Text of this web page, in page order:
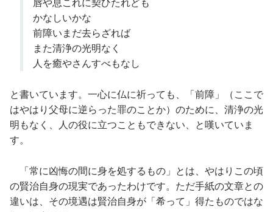
唇や息これに契ひたれども
かなしいかな
前障いまだ去らざれば
また清浄の光明なく
人を癒やさんすべもなし
と書いています。一心に仏に祈っても、「前障」（ここで
はやはり父母に逆らった罪のことか）のために、清浄の光
明もなく、人の役に立つこともできない、と嘆いていま
す。
「常に凶悔の間に身を処するもの」とは、やはりこの頃
の賢治自身の現実であったわけです。ただ手紙の文章との
違いは、その境遇は賢治自身が「希って」得たものではな